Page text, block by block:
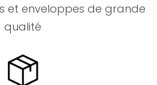
et enveloppes de grande
qualité